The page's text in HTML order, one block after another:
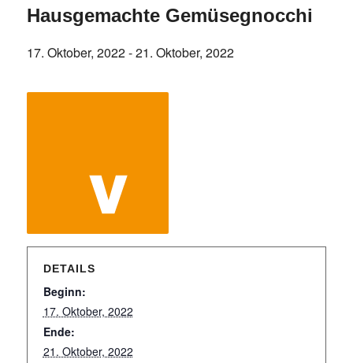
Hausgemachte Gemüsegnocchi
17. Oktober, 2022-21. Oktober, 2022
DETAILS
Beginn:
17. Oktober, 2022
Ende:
21. Oktober, 2022